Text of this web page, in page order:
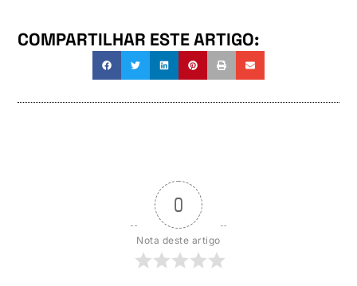
COMPARTILHAR ESTE ARTIGO:
0
Nota deste artigo